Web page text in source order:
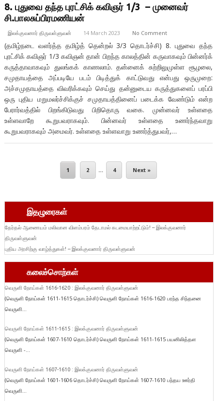
8. புதுவை தந்த புரட்சிக் கவிஞர் 1/3 – முனைவர்
சி.பாலசுப்பிரமணியன்
இலக்குவனார் திருவள்ளுவன் 14 March 2023 No Comment
(தமிழ்நடை வளர்த்த தமிழ்த் தென்றல் 3/3 தொடர்ச்சி) 8. புதுவை தந்த
புரட்சிக் கவிஞர் 1/3 கவிஞன் தான் பிறந்த காலத்தின் கருவாகவும் பின்னர்க்
கருத்தாவாகவும் துலங்கக் காணலாம். தன்னைக் சுற்றிலுமுள்ள சூழலை,
சமுதாயத்தை அப்படியே படம் பிடித்துக் காட்டுவது என்பது ஒருமுறை:
அச்சமுதாயத்தை விவரிக்கவும் செய்து தன்னுடைய கருத்துகளைப் பரப்பி
ஒரு புதிய மறுமலர்ச்சிக்குச் சமுதாயத்தினைப் படைக்க வேண்டும் என்ற
பேரார்வத்தில் பிறங்கிடுவது பிறிதொரு வகை. முன்னவர் உள்ளதை
உள்ளவாறே கூறுபவராகவும். பின்னவர் உள்ளதை உணர்ந்தவாறு
கூறுபவராகவும் அமைவர். உள்ளதை உள்ளவாறு உணர்த்துபவர்,…
1 2 … 4 Next »
இதழுரைகள்
தேர்தல் ஆணையம் மலிவான விளம்பரம் தேடாமல் கடமையாற்றட்டும்! – இலக்குவனார்
திருவள்ளுவன்
புதிய அரசிற்கு வாழ்த்துகள்! – இலக்குவனார் திருவள்ளுவன்
கலைச்சொற்கள்
வெருளி நோய்கள் 1616-1620 : இலக்குவனார் திருவள்ளுவன்
(வெருளி நோய்கள் 1611-1615 தொடர்ச்சி) வெருளி நோய்கள் 1616-1620 பரந்த சிந்தனை
வெருளி...
வெருளி நோய்கள் 1611-1615 : இலக்குவனார் திருவள்ளுவன்
(வெருளி நோய்கள் 1607-1610 தொடர்ச்சி) வெருளி நோய்கள் 1611-1615 பயனிலித்தள
வெருளி -...
வெருளி நோய்கள் 1607-1610 : இலக்குவனார் திருவள்ளுவன்
(வெருளி நோய்கள் 1601-1606 தொடர்ச்சி) வெருளி நோய்கள் 1607-1610 பந்தய ஊர்தி
வெருளி...